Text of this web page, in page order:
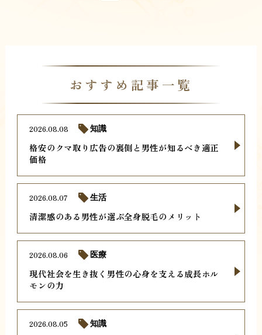
おすすめ記事一覧
格安のクマ取り広告の裏側と男性が知るべき適正
価格
2026.08.08 知識
清潔感のある男性が選ぶ全身脱毛のメリット
2026.08.07 生活
現代社会を生き抜く男性の心身を支える成長ホル
モンの力
2026.08.06 医療
2026.08.05 知識